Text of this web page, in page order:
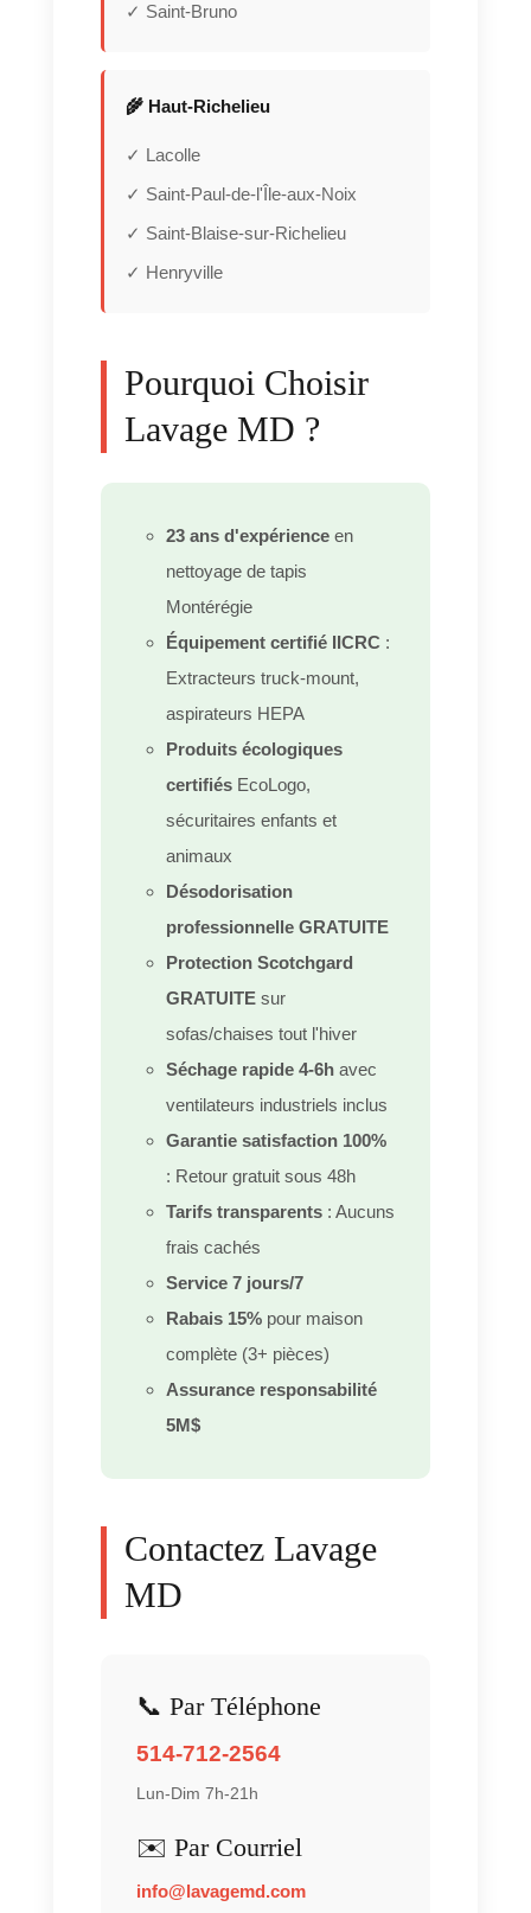
✓ Saint-Bruno
🌾 Haut-Richelieu
✓ Lacolle
✓ Saint-Paul-de-l'Île-aux-Noix
✓ Saint-Blaise-sur-Richelieu
✓ Henryville
Pourquoi Choisir
Lavage MD ?
23 ans d'expérience en
nettoyage de tapis
Montérégie
Équipement certifié IICRC :
Extracteurs truck-mount,
aspirateurs HEPA
Produits écologiques
certifiés EcoLogo,
sécuritaires enfants et
animaux
Désodorisation
professionnelle GRATUITE
Protection Scotchgard
GRATUITE sur
sofas/chaises tout l'hiver
Séchage rapide 4-6h avec
ventilateurs industriels inclus
Garantie satisfaction 100%
: Retour gratuit sous 48h
Tarifs transparents : Aucuns
frais cachés
Service 7 jours/7
Rabais 15% pour maison
complète (3+ pièces)
Assurance responsabilité
5M$
Contactez Lavage
MD
📞 Par Téléphone
514-712-2564
Lun-Dim 7h-21h
✉️ Par Courriel
info@lavagemd.com